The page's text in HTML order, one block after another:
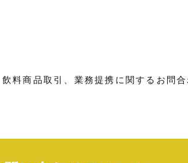
料商品取引、業務提携に関するお問